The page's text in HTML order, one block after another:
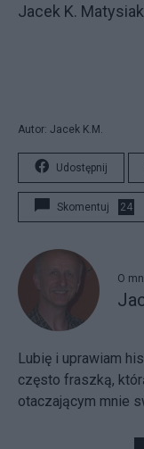
Jacek K.
Autor: Jacek K.M.
Udostępnij
Skomentuj 24
O
Lubię i uprawiam
często fraszką,
otaczającym mnie